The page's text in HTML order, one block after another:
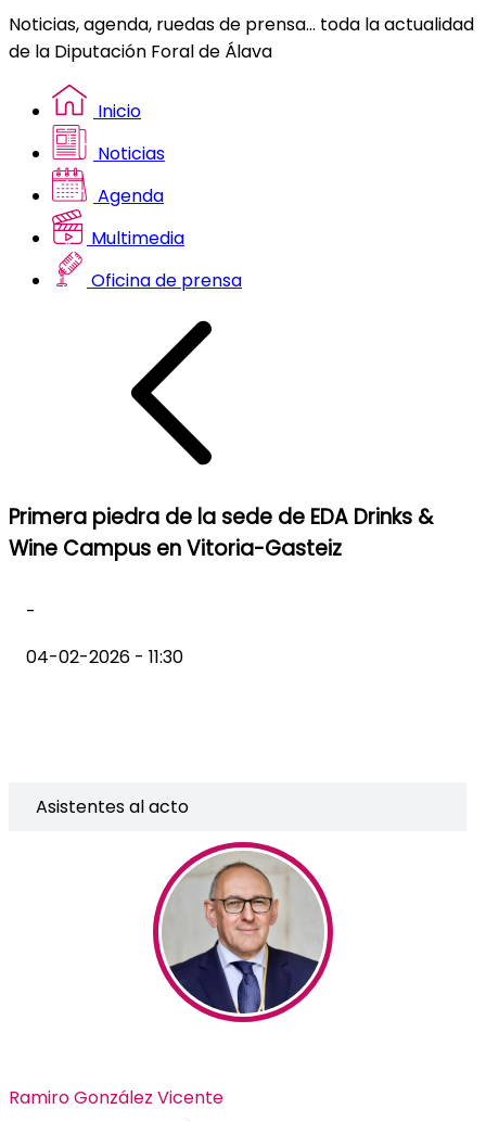
Noticias, agenda, ruedas de prensa... toda la actualidad
de la Diputación Foral de Álava
Inicio
Noticias
Agenda
Multimedia
Oficina de prensa
Primera piedra de la sede de EDA Drinks &
Wine Campus en Vitoria-Gasteiz
-
04-02-2026 - 11:30
Asistentes al acto
Ramiro González Vicente